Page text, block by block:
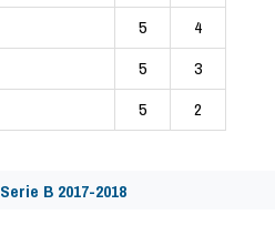
5
4
5
3
5 2
Serie B 2017-2018